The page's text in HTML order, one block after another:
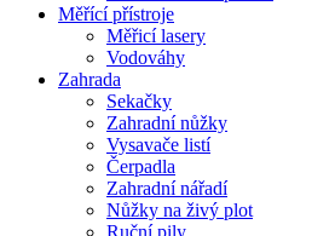
Měřící přístroje
Měřicí lasery
Vodováhy
Zahrada
Sekačky
Zahradní nůžky
Vysavače listí
Čerpadla
Zahradní nářadí
Nůžky na živý plot
Ruční pily